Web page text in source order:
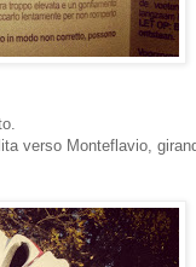
verso Monteflavio,